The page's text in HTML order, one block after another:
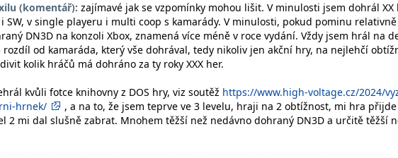
(komentář): zajímavé jak se vzpomínky mohou lišit. V minulosti jsem dohrál XX
i SW, v single playeru i multi coop s kamarády. V minulosti, pokud pominu relativně
DN3D na konzoli Xbox, znamená více méně v roce vydání. Vždy jsem hrál na
od kamaráda, který vše dohrával, tedy nikoliv jen akční hry, na nejlehčí
kolik hráčů má dohráno za ty roky XXX her.
kvůli fotce knihovny z DOS hry, viz soutěž https://www.high-voltage.cz/2024/
hrnek/
, a na to, že jsem teprve ve 3 levelu, hraji na 2 obtížnost, mi hra
2 mi dal slušně zabrat. Mnohem těžší než nedávno dohraný DN3D a určitě těžší